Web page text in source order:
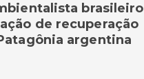
brasileiro
de recuperação
argentina